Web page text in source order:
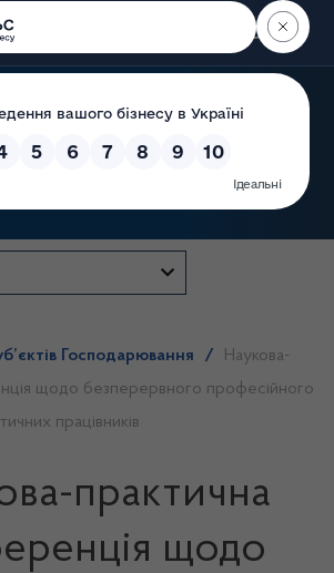
Пошук
Господарювання /
Наукова-
щодо безперервного професійного
працівників
практична
щодо